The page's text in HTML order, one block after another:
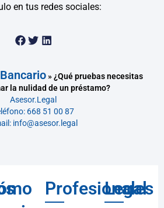
en tus redes sociales:
»¿Qué pruebas necesitas
la nulidad de un préstamo?
Asesor.Legal
668 51 00 87
info@asesor.legal
Profesionales
Legal